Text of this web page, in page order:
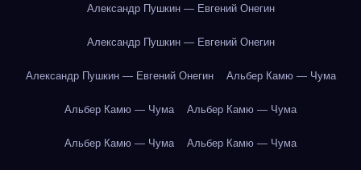
Александр Пушкин — Евгений Онегин
Александр Пушкин — Евгений Онегин
Александр Пушкин — Евгений Онегин Альбер Камю — Чума
Альбер Камю — Чума Альбер Камю — Чума
Альбер Камю — Чума Альбер Камю — Чума